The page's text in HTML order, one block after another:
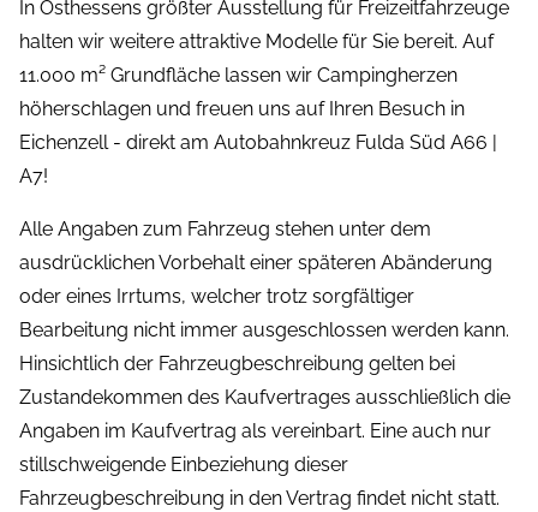
In Osthessens größter Ausstellung für Freizeitfahrzeuge
halten wir weitere attraktive Modelle für Sie bereit. Auf
11.000 m² Grundfläche lassen wir Campingherzen
höherschlagen und freuen uns auf Ihren Besuch in
Eichenzell - direkt am Autobahnkreuz Fulda Süd A66 |
A7!
Alle Angaben zum Fahrzeug stehen unter dem
ausdrücklichen Vorbehalt einer späteren Abänderung
oder eines Irrtums, welcher trotz sorgfältiger
Bearbeitung nicht immer ausgeschlossen werden kann.
Hinsichtlich der Fahrzeugbeschreibung gelten bei
Zustandekommen des Kaufvertrages ausschließlich die
Angaben im Kaufvertrag als vereinbart. Eine auch nur
stillschweigende Einbeziehung dieser
Fahrzeugbeschreibung in den Vertrag findet nicht statt.